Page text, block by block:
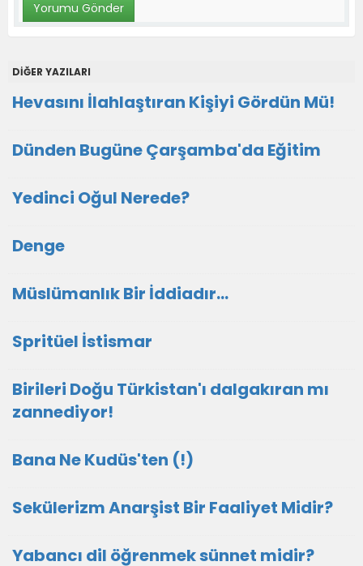
DİĞER YAZILARI
Hevasını İlahlaştıran Kişiyi Gördün Mü!
Dünden Bugüne Çarşamba'da Eğitim
Yedinci Oğul Nerede?
Denge
Müslümanlık Bir İddiadır...
Spritüel İstismar
Birileri Doğu Türkistan'ı dalgakıran mı
zannediyor!
Bana Ne Kudüs'ten (!)
Sekülerizm Anarşist Bir Faaliyet Midir?
Yabancı dil öğrenmek sünnet midir?